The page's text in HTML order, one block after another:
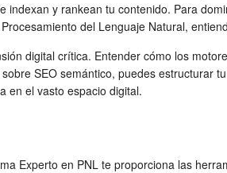
y rankean tu contenido. Para
del Lenguaje Natural,
digital crítica. Entender cómo los
SEO semántico, puedes estructurar
en el vasto espacio digital.
Experto en PNL te proporciona las